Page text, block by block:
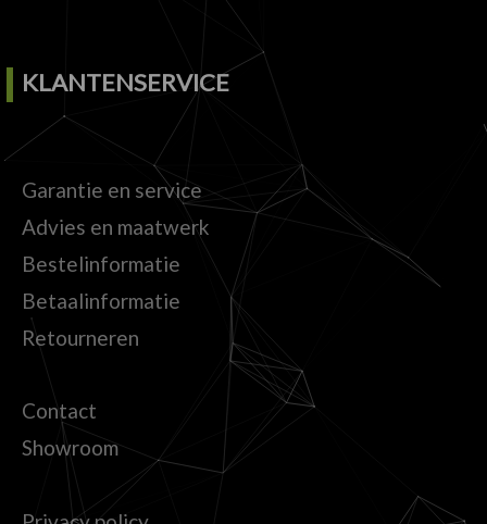
KLANTENSERVICE
Garantie en service
Advies en maatwerk
Bestelinformatie
Betaalinformatie
Retourneren
Contact
Showroom